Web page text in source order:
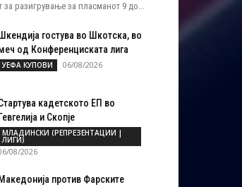
за разигрување за пласманот 9 до...
Шкендија гостува во Шкотска, во
од Конференциската лига
УЕФА КУПОВИ 06/08/2026
кадетското ЕП во
Гевгелија и Скопје
МЛАДИНСКИ (РЕПРЕЗЕНТАЦИИ |
ЛИГИ)
08/2026
Македонија против Фарските